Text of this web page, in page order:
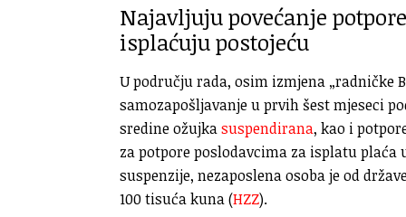
Najavljuju povećanje
isplaćuju postojeću
U području rada, osim izmjena „radničke
samozapošljavanje u prvih šest mjeseci
sredine ožujkasuspendirana, kao i
za potpore poslodavcima za isplatu
suspenzije, nezaposlena osoba je od
100 tisuća kuna (HZZ).